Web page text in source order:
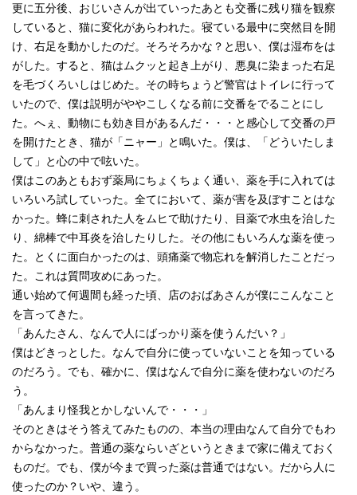
更に五分後、おじいさんが出ていったあとも交番に残り猫を観察
していると、猫に変化があらわれた。寝ている最中に突然目を開
け、右足を動かしたのだ。そろそろかな？と思い、僕は湿布をは
がした。すると、猫はムクッと起き上がり、悪臭に染まった右足
を毛づくろいしはじめた。その時ちょうど警官はトイレに行って
いたので、僕は説明がややこしくなる前に交番をでることにし
た。へぇ、動物にも効き目があるんだ・・・と感心して交番の戸
を開けたとき、猫が「ニャー」と鳴いた。僕は、「どういたしま
して」と心の中で呟いた。
僕はこのあともおず薬局にちょくちょく通い、薬を手に入れては
いろいろ試していった。全てにおいて、薬が害を及ぼすことはな
かった。蜂に刺された人をムヒで助けたり、目薬で水虫を治した
り、綿棒で中耳炎を治したりした。その他にもいろんな薬を使っ
た。とくに面白かったのは、頭痛薬で物忘れを解消したことだっ
た。これは質問攻めにあった。
通い始めて何週間も経った頃、店のおばあさんが僕にこんなこと
を言ってきた。
「あんたさん、なんで人にばっかり薬を使うんだい？」
僕はどきっとした。なんで自分に使っていないことを知っている
のだろう。でも、確かに、僕はなんで自分に薬を使わないのだろ
う。
「あんまり怪我とかしないんで・・・」
そのときはそう答えてみたものの、本当の理由なんて自分でもわ
からなかった。普通の薬ならいざというときまで家に備えておく
ものだ。でも、僕が今まで買った薬は普通ではない。だから人に
使ったのか？いや、違う。